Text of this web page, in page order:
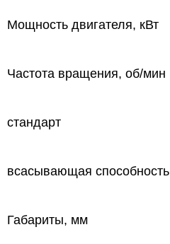
Мощность двигателя, кВт
Частота вращения, об/мин
стандарт
всасывающая способность
Габариты, мм